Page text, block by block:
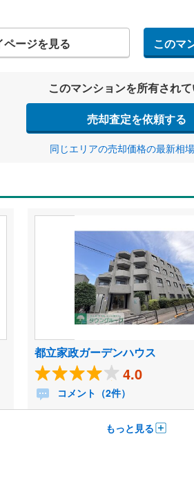
ページを見る このマ
このマンションを所有され
売却査定を依頼する
同じエリアの売却価格の最新相
都立家政ガーデンハウス
4.0
コメント（2件）
もっと見る